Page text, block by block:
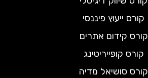
קורס ייעוץ פיננסי
קורס קידום אתרים
קורס קופייריטינג
קורס סושיאל מדיה